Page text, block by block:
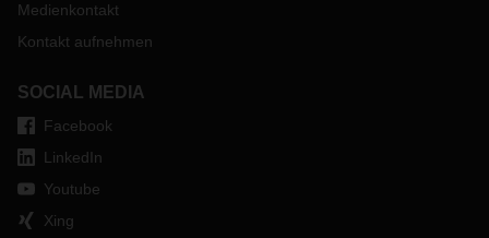
Medienkontakt
Kontakt aufnehmen
SOCIAL MEDIA
Facebook
LinkedIn
Youtube
Xing